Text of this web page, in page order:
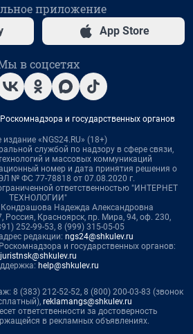
приложение
App Store
в соцсетях
и государственных органов
издание «NGS24.RU» (18+)
службой по надзору в сфере связи,
и массовых коммуникаций
номер и дата принятия решения о
№ ФС 77-78818 от 07.08.2020 г.
ответственностью "ИНТЕРНЕТ
ТЕХНОЛОГИИ"
Кондрашова Надежда Александровна
Россия, Красноярск, пр. Мира, 94, оф. 230,
252-99-53, 8 (999) 315-05-05
редакции: ngs24@shkulev.ru
и государственных органов:
juristnsk@shkulev.ru
help@shkulev.ru
8 (383) 212-52-52, 8 (800) 200-03-83 (звонок
reklamangs@shkulev.ru
ответственности за достоверность
в рекламных объявлениях.